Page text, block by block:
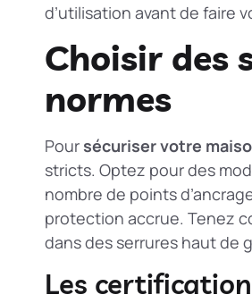
d’utilisation avant de faire
Choisir des
normes
Pour sécuriser votre
stricts. Optez pour des
nombre de points
protection accrue. Tenez
dans des serrures haut de
Les